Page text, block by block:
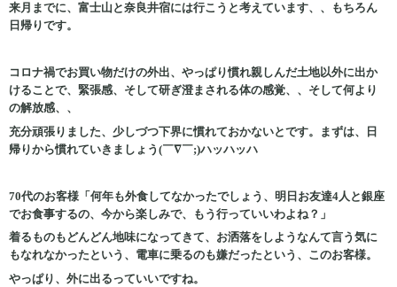
来月までに、富士山と奈良井宿には行こうと考えています、、もちろん
日帰りです。
コロナ禍でお買い物だけの外出、やっぱり慣れ親しんだ土地以外に出か
けることで、緊張感、そして研ぎ澄まされる体の感覚、、そして何より
の解放感、、
充分頑張りました、少しづつ下界に慣れておかないとです。まずは、日
帰りから慣れていきましょう(￣∇￣;)ハッハッハ
70代のお客様「何年も外食してなかったでしょう、明日お友達4人と銀座
でお食事するの、今から楽しみで、もう行っていいわよね？」
着るものもどんどん地味になってきて、お洒落をしようなんて言う気に
もなれなかったという、電車に乗るのも嫌だったという、このお客様。
やっぱり、外に出るっていいですね。